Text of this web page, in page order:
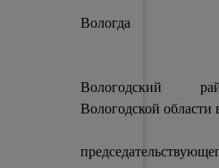
Вологда
Вологодский
Вологодской области